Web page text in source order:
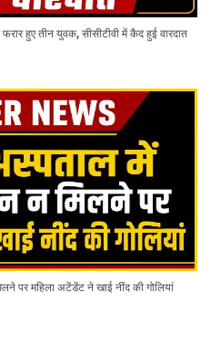
हुए तीन युवक, सीसीटीवी में कैद हुई वारदात
पर महिला अटेंडेंट ने खाई नींद की गोलियां